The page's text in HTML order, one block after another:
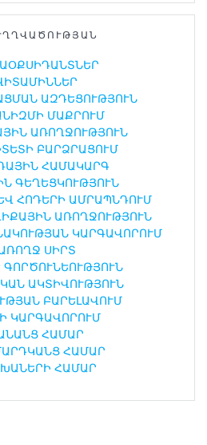
ԱԶԴԵՑՈՒԹՅՈՒՆ
ՄԱՔՐՈՒՄ
ԱՌՈՂՋՈՒԹՅՈՒՆ
ԲԱՐՁՐԱՑՈՒՄ
ՀԱՄԱԿԱՐԳ
ԳԵՂԵՑԿՈՒԹՅՈՒՆ
ՀՈԴԵՐԻ ԱՄՐԱՊՆԴՈՒՄ
ԱՌՈՂՋՈՒԹՅՈՒՆ
ԿԱՐԳԱՎՈՐՈՒՄ
ՍԻՐՏ
ԱԿՏԻՎՈՒԹՅՈՒՆ
ԲԱՐԵԼԱՎՈՒՄ
ԿԱՐԳԱՎՈՐՈՒՄ
ՀԱՄԱՐ
ՀԱՄԱՐ
ՀԱՄԱՐ